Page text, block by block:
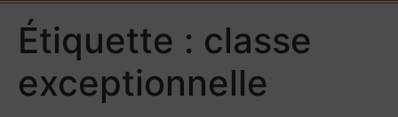
Étiquette : classe
exceptionnelle